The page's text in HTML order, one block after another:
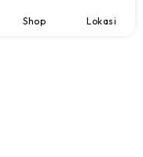
Shop Lokasi